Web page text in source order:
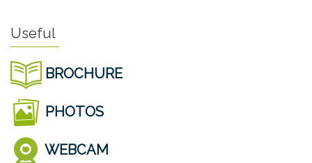
Useful
BROCHURE
PHOTOS
WEBCAM